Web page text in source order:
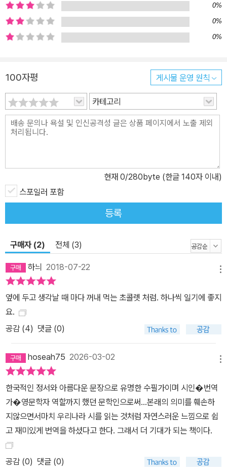
는 조금 다르다. 이창국 전 중앙대 영어교육과 교수는 “피천득의 번역
문을 원문과 대조해 보면 좀처럼 와닿지 않았던 원문의 뜻이 오히려
자명해지기도 한다.”라고 말하며 피천득의 소네트 번역을 “아름다울
기까지” 한 그의 세계는 반복되는 일상으로 무던해진 독자의 마음에
한 줌의 생기를 불어 넣어 줄 것이다. ● 한국 시문학의 바탕을 마련한
세계시인선 1970-1980년대에는 시인들뿐만 아니라 한국 독자들도
모더니즘의 세례를 적극적으로 받아들였다. 때로는 부러움으로, 때로
는 경쟁의 대상으로, 때로는 경이에 차서, 우리 독자는 낯선 번역어에
년 창립 이후 한국문학의 힘과 세련된 인문학, 그리고 고전 소설의 깊
이를 선보이며 종합출판사로 성장했다. 특히 민음사가 한국 문단에
기여하며 문학 출판사로 발돋움하는 계기가 바로 ‘세계시인선’과 ‘오
늘의시인총서’였다. 1973년 12월 이백과 두보의 작품을 실은 『당시
『검은 고양이』(김주연), 로버트 프로스트의 『불과 얼음』(정현종) 네
권으로 시작한 세계시인선은 박맹호 회장이 고 김현 선생에게 건넨
제안에서 비롯되었다. “우리가 보는 외국 시인의 시집이라는 게 대부
분 일본판을 중역한 것들이라서 제대로 번역이 된 건지 신뢰가 안 가
온 이들 아닌가. 원본을 함께 실어 놓고 한글 번역을 옆에 나란히 배치
하면 신뢰가 높아지지 않을까. 제대로 번역한 시집을 내 볼 생각이 없
원전 번역을 시작함으로써 세계시인선은 우리나라 번역 수준을 한 단
계 높이는 데 기여하게 되었다. 당시 독자와 언론에서는 이런 찬사가
이어졌다. “우리나라에서는 처음 있는 일이요, 또 책임 있는 출판사의
책임 있는 일이라 이제는 안심하고 세계시인선을 구할 수 있게 되었
다.” 이렇게 하여 세계시인선은 출판 역사상 가장 오랜 수명을 이어
온 문학 총서의 하나이자 시문학계와 민음사를 대표하는 시리즈가 되
었다. ● 지금의 한국 시인들에게 영혼의 양식을 제공한 세계시인선
“탄광촌에서 초등학교 교사를 할 때 세계시인선을 읽으면서 상상력
0%
0%
0%
100자평 게시물 운영 원칙
카테고리
현재 0/280byte (한글 140자 이내)
스포일러 포함
등록
구매자 (2) 전체 (3)
하늬 2018-07-22
옆에 두고 생각날 때 마다 꺼내 먹는 초콜렛 처럼. 하나씩 일기에 좋지
요.
공감 (4) 댓글 (0)
hoseah75 2026-03-02
한국적인 정서와 아름다운 문장으로 유명한 수필가이며 시인�번역
가�영문학자 역할까지 했던 문학인으로써…본래의 의미를 훼손하
지않으면서마치 우리나라 시를 읽는 것처럼 자연스러운 느낌으로 쉽
고 재미있게 번역을 하셨다고 한다. 그래서 더 기대가 되는 책이다.
공감 (0) 댓글 (0)